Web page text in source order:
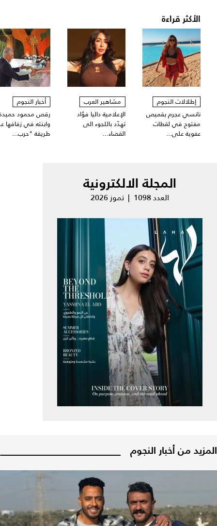
الأكثر قراءة
إطلالات النجوم
نانسي عجرم بقميص
مفتوح في لقطات
عفوية على...
مشاهير العرب
الإعلامية داليا فؤاد
تهدّد باللجوء الى
القضاء...
أخبار النجوم
رقص محمود
وابنته في زفافها
طريقة "حرب...
المجلة الالكترونية
العدد 1098 | تموز 2026
المزيد من أخبار النجوم